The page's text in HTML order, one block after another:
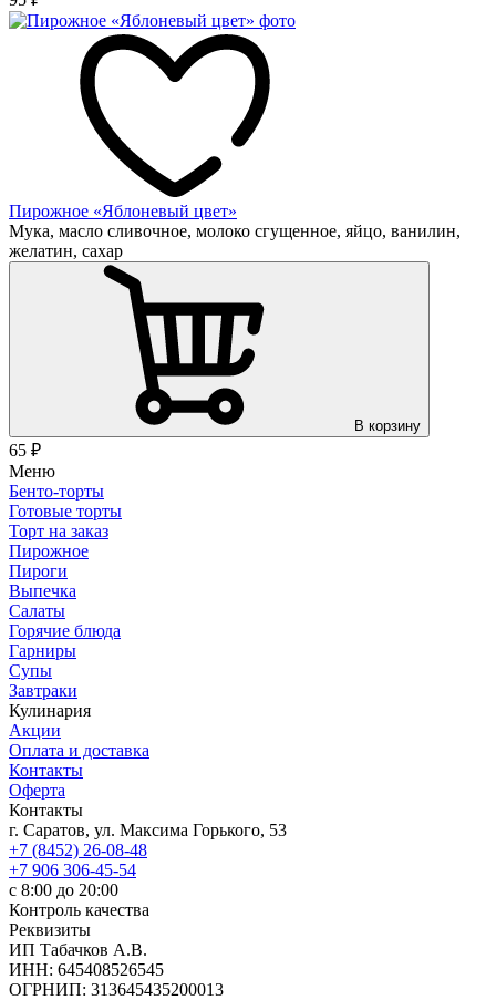
Пирожное «Яблоневый цвет»
Мука, масло сливочное, молоко сгущенное, яйцо, ванилин,
желатин, сахар
В корзину
65 ₽
Меню
Бенто-торты
Готовые торты
Торт на заказ
Пирожное
Пироги
Выпечка
Салаты
Горячие блюда
Гарниры
Супы
Завтраки
Кулинария
Акции
Оплата и доставка
Контакты
Оферта
Контакты
г. Саратов, ул. Максима Горького, 53
+7 (8452) 26-08-48
+7 906 306-45-54
с 8:00 до 20:00
Контроль качества
Реквизиты
ИП Табачков А.В.
ИНН: 645408526545
ОГРНИП: 313645435200013